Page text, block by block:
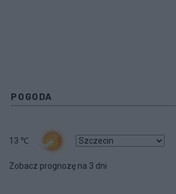
POGODA
13 ℃
Zobacz prognozę na 3 dni